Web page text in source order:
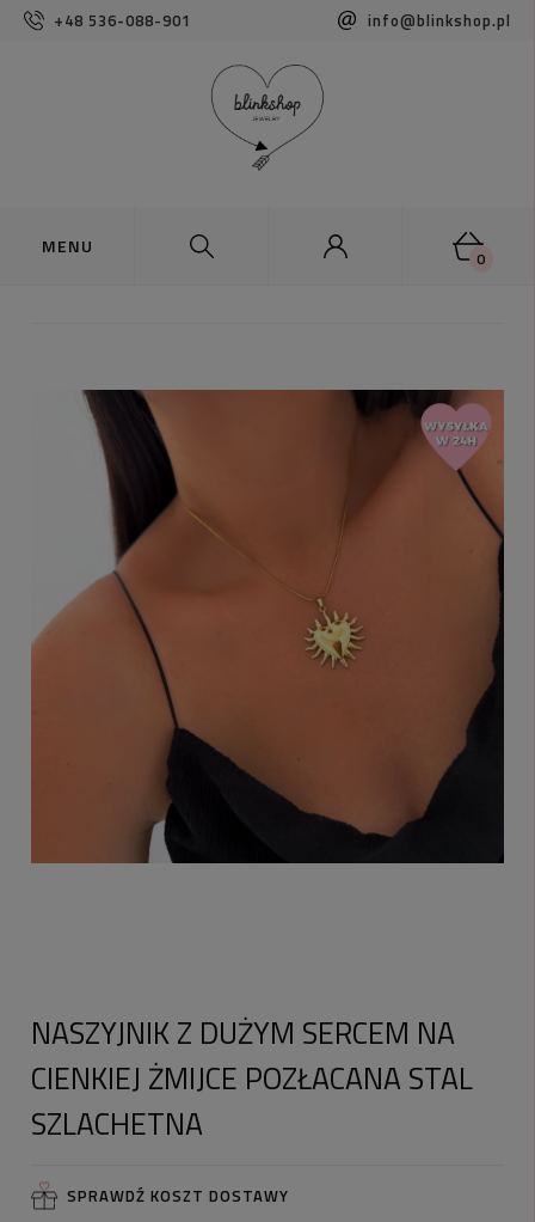
+48 536-088-901 info@blinkshop.pl
0
NASZYJNIK Z DUŻYM SERCEM NA
CIENKIEJ ŻMIJCE POZŁACANA STAL
SZLACHETNA
SPRAWDŹ KOSZT DOSTAWY